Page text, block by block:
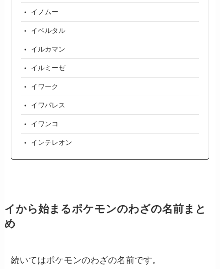
イノムー
イベルタル
イルカマン
イルミーゼ
イワーク
イワパレス
イワンコ
インテレオン
イから始まるポケモンのわざの名前まと
め
続いてはポケモンのわざの名前です。